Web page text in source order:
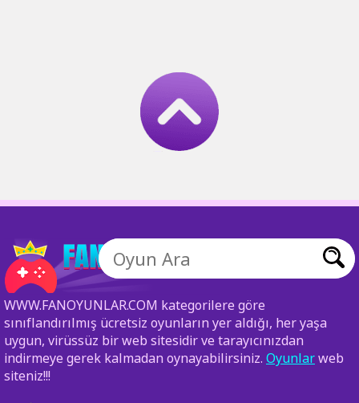
WWW.FANOYUNLAR.COM kategorilere göre
sınıflandırılmış ücretsiz oyunların yer aldığı, her yaşa
uygun, virüssüz bir web sitesidir ve tarayıcınızdan
indirmeye gerek kalmadan oynayabilirsiniz. Oyunlarweb
siteniz!!!